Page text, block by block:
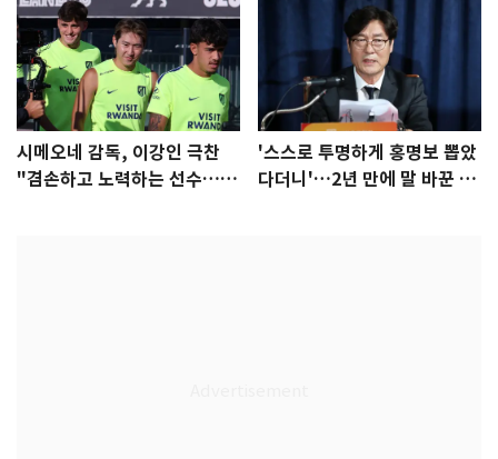
시메오네 감독, 이강인 극찬
"겸손하고 노력하는 선수…좋
'스스로 투명하게 홍명보 뽑았
다더니'…2년 만에 말 바꾼 이